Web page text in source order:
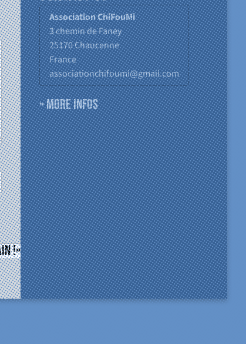
!
Association ChiFouMi
3 chemin de Faney
25170Chaucenne
France
associationchifoumi@gmail.com
» More infos